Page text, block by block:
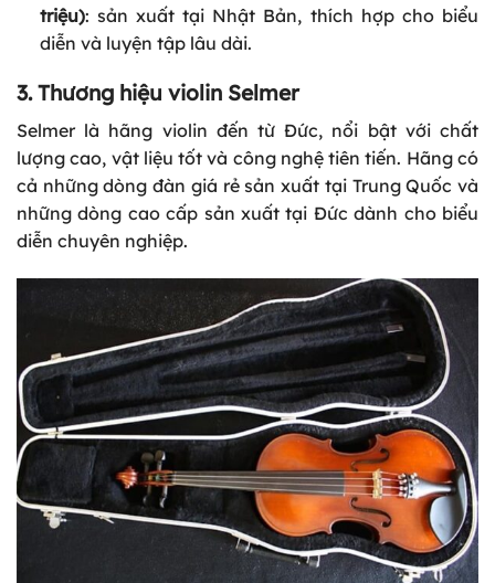
triệu): sản xuất tại Nhật Bản, thích hợp cho biểu
diễn và luyện tập lâu dài.
3. Thương hiệu violin Selmer
Selmer là hãng violin đến từ Đức, nổi bật với chất
lượng cao, vật liệu tốt và công nghệ tiên tiến. Hãng có
cả những dòng đàn giá rẻ sản xuất tại Trung Quốc và
những dòng cao cấp sản xuất tại Đức dành cho biểu
diễn chuyên nghiệp.